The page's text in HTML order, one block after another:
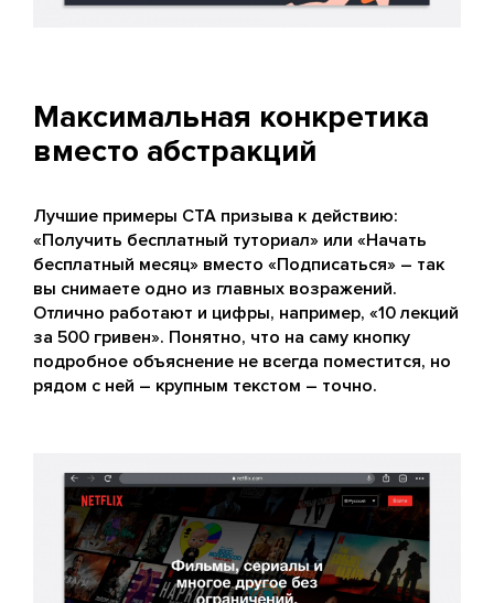
Максимальная конкретика
вместо абстракций
Лучшие примеры CTA призыва к действию:
«Получить бесплатный туториал» или «Начать
бесплатный месяц» вместо «Подписаться» – так
вы снимаете одно из главных возражений.
Отлично работают и цифры, например, «10 лекций
за 500 гривен». Понятно, что на саму кнопку
подробное объяснение не всегда поместится, но
рядом с ней – крупным текстом – точно.